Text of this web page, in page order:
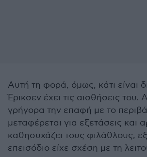
Αυτή τη φορά, όμως, κάτι είναι
Έρικσεν έχει τις αισθήσεις του.
γρήγορα την επαφή με το
μεταφέρεται για εξετάσεις και
καθησυχάζει τους φιλάθλους,
επεισόδιο είχε σχέση με τη